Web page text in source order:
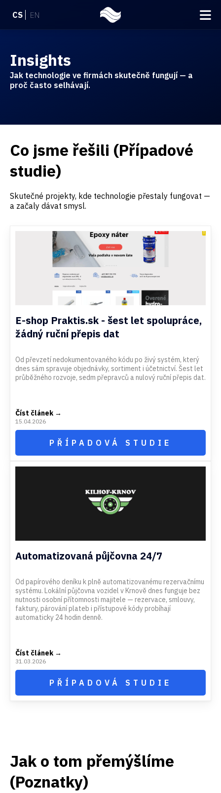
CS EN
Insights
Jak technologie ve firmách skutečně fungují — a
proč často selhávají.
Co jsme řešili (Případové
studie)
Skutečné projekty, kde technologie přestaly fungovat —
a začaly dávat smysl.
E-shop Praktis.sk - šest let spolupráce,
žádný ruční přepis dat
Od převzetí nedokumentovaného kódu po živý systém, který
dnes sám spravuje objednávky, sortiment i účetnictví. Šest let
průběžného rozvoje, sedm přepravců a nulový ruční přepis dat.
Číst článek →
15.04.2026
PŘÍPADOVÁ STUDIE
Automatizovaná půjčovna 24/7
Od papírového deníku k plně automatizovanému rezervačnímu
systému. Lokální půjčovna vozidel v Krnově dnes funguje bez
nutnosti osobní přítomnosti majitele — rezervace, smlouvy,
faktury, párování plateb i přístupové kódy probíhají
automaticky 24 hodin denně.
Číst článek →
31.03.2026
PŘÍPADOVÁ STUDIE
Jak o tom přemýšlíme
(Poznatky)